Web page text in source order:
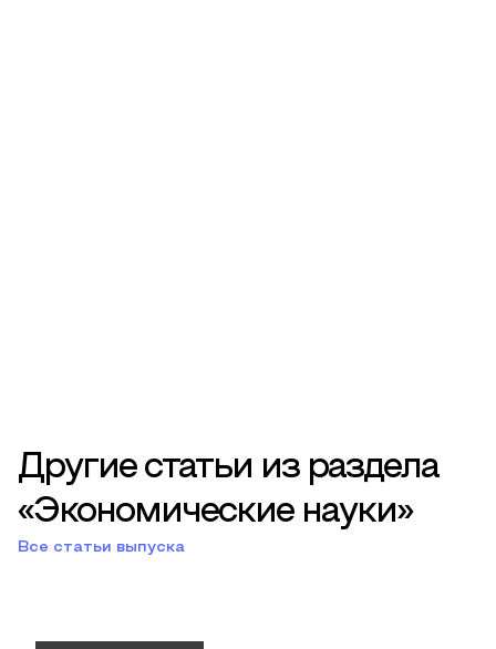
Другие статьи из раздела
«Экономические науки»
Все статьи выпуска